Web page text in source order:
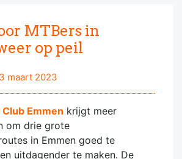
MTBers in
op peil
maart 2023
Emmen krijgt meer
om drie grote
in Emmen goed te
uitdagender te maken. De